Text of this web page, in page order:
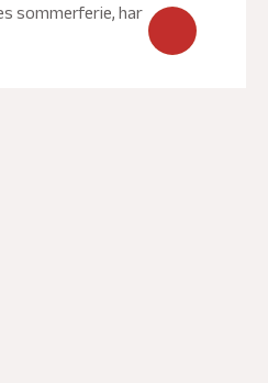
sommerferie, har